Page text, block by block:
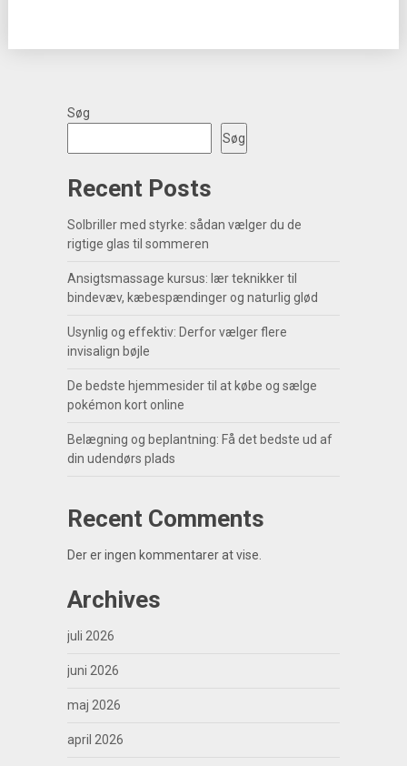
Søg
Søg
Recent Posts
Solbriller med styrke: sådan vælger du de
rigtige glas til sommeren
Ansigtsmassage kursus: lær teknikker til
bindevæv, kæbespændinger og naturlig glød
Usynlig og effektiv: Derfor vælger flere
invisalign bøjle
De bedste hjemmesider til at købe og sælge
pokémon kort online
Belægning og beplantning: Få det bedste ud af
din udendørs plads
Recent Comments
Der er ingen kommentarer at vise.
Archives
juli 2026
juni 2026
maj 2026
april 2026